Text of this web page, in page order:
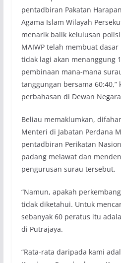
pentadbiran Pakatan
Agama Islam Wilayah
menarik balik kelulusan
MAIWP telah membuat
tidak lagi akan menanggung
pembinaan mana-mana
tanggungan bersama 60:40,”
perbahasan di Dewan
Beliau memaklumkan,
Menteri di Jabatan Perdana
pentadbiran Perikatan
padang melawat dan
pengurusan surau tersebut.
“Namun, apakah
tidak diketahui. Untuk
sebanyak 60 peratus itu
di Putrajaya.
“Rata-rata daripada kami